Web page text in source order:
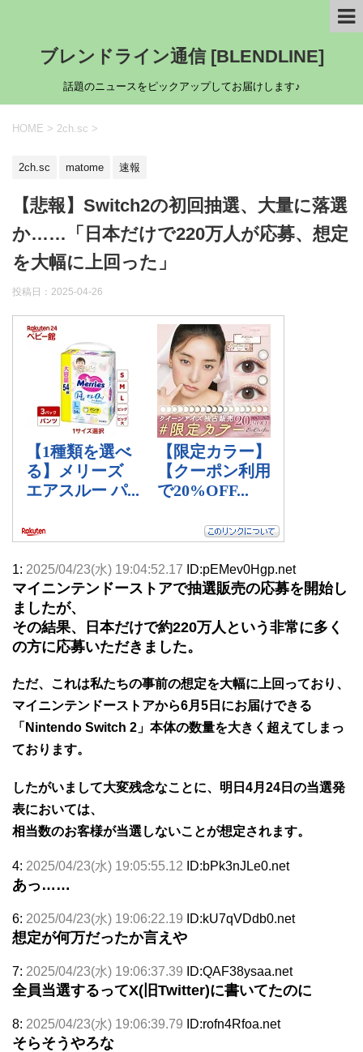
ブレンドライン通信 [BLENDLINE]
話題のニュースをピックアップしてお届けします♪
HOME > 2ch.sc >
2ch.sc matome 速報
【悲報】Switch2の初回抽選、大量に落選
か……「日本だけで220万人が応募、想定
を大幅に上回った」
投稿日： 2025-04-26
1: 2025/04/23(水) 19:04:52.17 ID:pEMev0Hgp.net
マイニンテンドーストアで抽選販売の応募を開始し
ましたが、
その結果、日本だけで約220万人という非常に多く
の方に応募いただきました。
ただ、これは私たちの事前の想定を大幅に上回っており、
マイニンテンドーストアから6月5日にお届けできる
「Nintendo Switch 2」本体の数量を大きく超えてしまっ
ております。
したがいまして大変残念なことに、明日4月24日の当選発
表においては、
相当数のお客様が当選しないことが想定されます。
4: 2025/04/23(水) 19:05:55.12 ID:bPk3nJLe0.net
あっ……
6: 2025/04/23(水) 19:06:22.19 ID:kU7qVDdb0.net
想定が何万だったか言えや
7: 2025/04/23(水) 19:06:37.39 ID:QAF38ysaa.net
全員当選するってX(旧Twitter)に書いてたのに
8: 2025/04/23(水) 19:06:39.79 ID:rofn4Rfoa.net
そらそうやろな